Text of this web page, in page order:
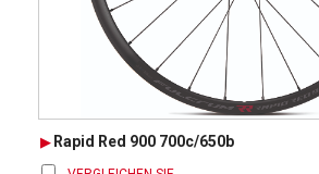
Rapid Red 900 700c/650b